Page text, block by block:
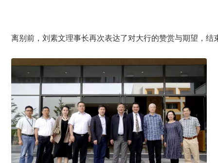
离别前，刘素文理事长再次表达了对大行的赞赏与期望，结